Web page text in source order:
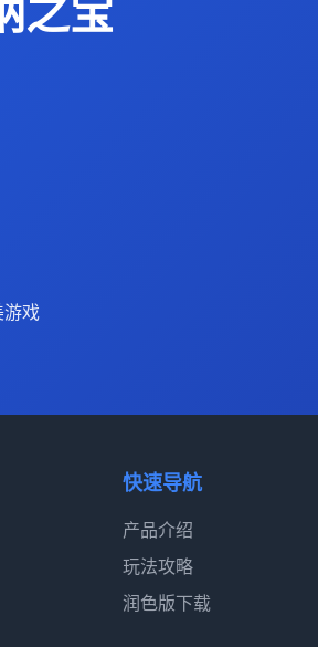
之宝
游戏
快速导航
产品介绍
玩法攻略
润色版下载